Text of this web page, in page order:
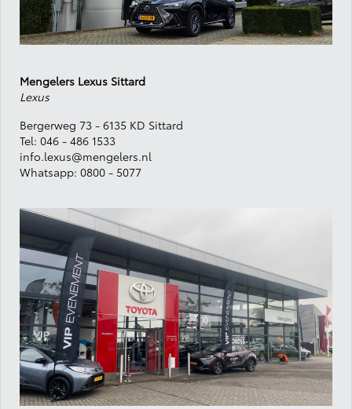
Mengelers Lexus Sittard
Lexus
Bergerweg 73 - 6135 KD Sittard
Tel: 046 - 486 1533
info.lexus@mengelers.nl
Whatsapp: 0800 - 5077